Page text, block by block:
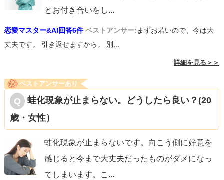
とお付き合いをし...
恋愛マスター&AI回答6件 ベストアンサー:まずお若いので、今は大
丈夫です。 引き返せますから。 別...
詳細を見る＞＞
ベストアンサーあり
蛙化現象が止まらない。どうしたら良い？(20
歳・女性）
蛙化現象が止まらないです。向こう側に好意を
感じると今まで大丈夫だったものがダメになっ
てしまいます。こ ...